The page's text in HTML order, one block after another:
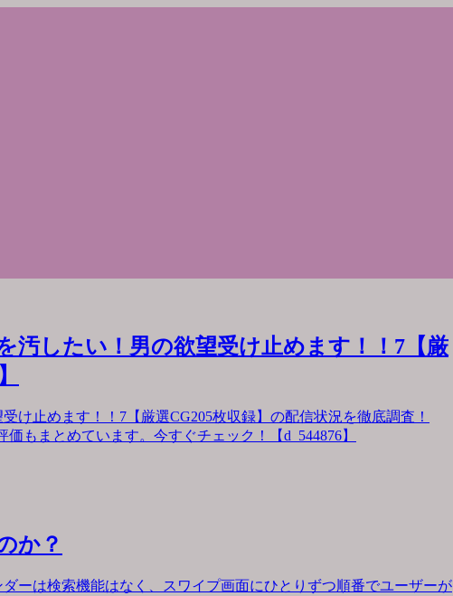
汚したい！男の欲望受け止めます！！7【厳
け止めます！！7【厳選CG205枚収録】の配信状況を徹底調査！
もまとめています。今すぐチェック！【d_544876】
か？
ーは検索機能はなく、スワイプ画面にひとりずつ順番でユーザーが